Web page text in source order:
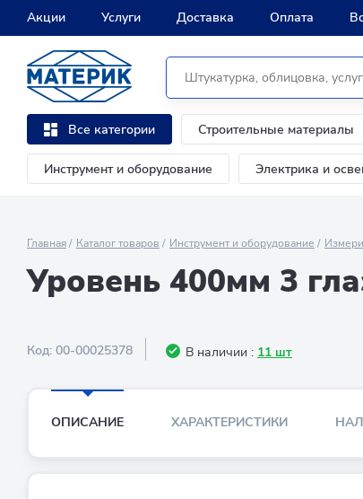
Акции Услуги Доставка Оплата
Все категории Строительные материалы
Инструмент и оборудование Электрика и
Главная Каталог товаров Инструмент и оборудование
Уровень 400мм 3
Код: 00-00025378 В наличии : 11 шт
ОПИСАНИЕ ХАРАКТЕРИСТИКИ